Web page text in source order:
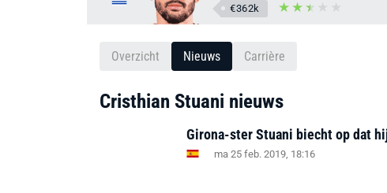
€362k
Overzicht Nieuws Carrière
Cristhian Stuani nieuws
Girona-ster Stuani biecht op dat
ma 25 feb. 2019, 18:16